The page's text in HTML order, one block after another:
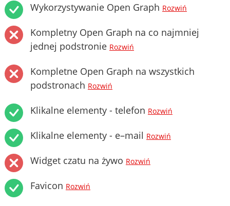
Wykorzystywanie Open Graph Rozwiń
Kompletny Open Graph na co najmniej
jednej podstronie Rozwiń
Kompletne Open Graph na wszystkich
podstronach Rozwiń
Klikalne elementy - telefon Rozwiń
Klikalne elementy - e–mail Rozwiń
Widget czatu na żywo Rozwiń
Favicon Rozwiń